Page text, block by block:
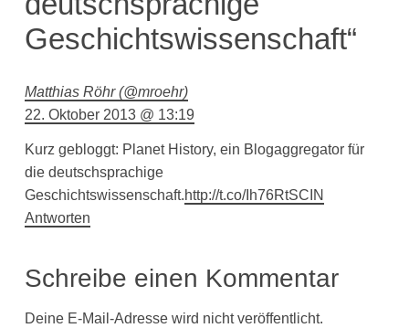
Geschichtswissenschaft“
Matthias Röhr (@mroehr)
22. Oktober 2013 @ 13:19
Kurz gebloggt: Planet History, ein Blogaggregator für
die deutschsprachige
Geschichtswissenschaft.http://t.co/Ih76RtSCIN
Antworten
Schreibe einen Kommentar
Deine E-Mail-Adresse wird nicht veröffentlicht.